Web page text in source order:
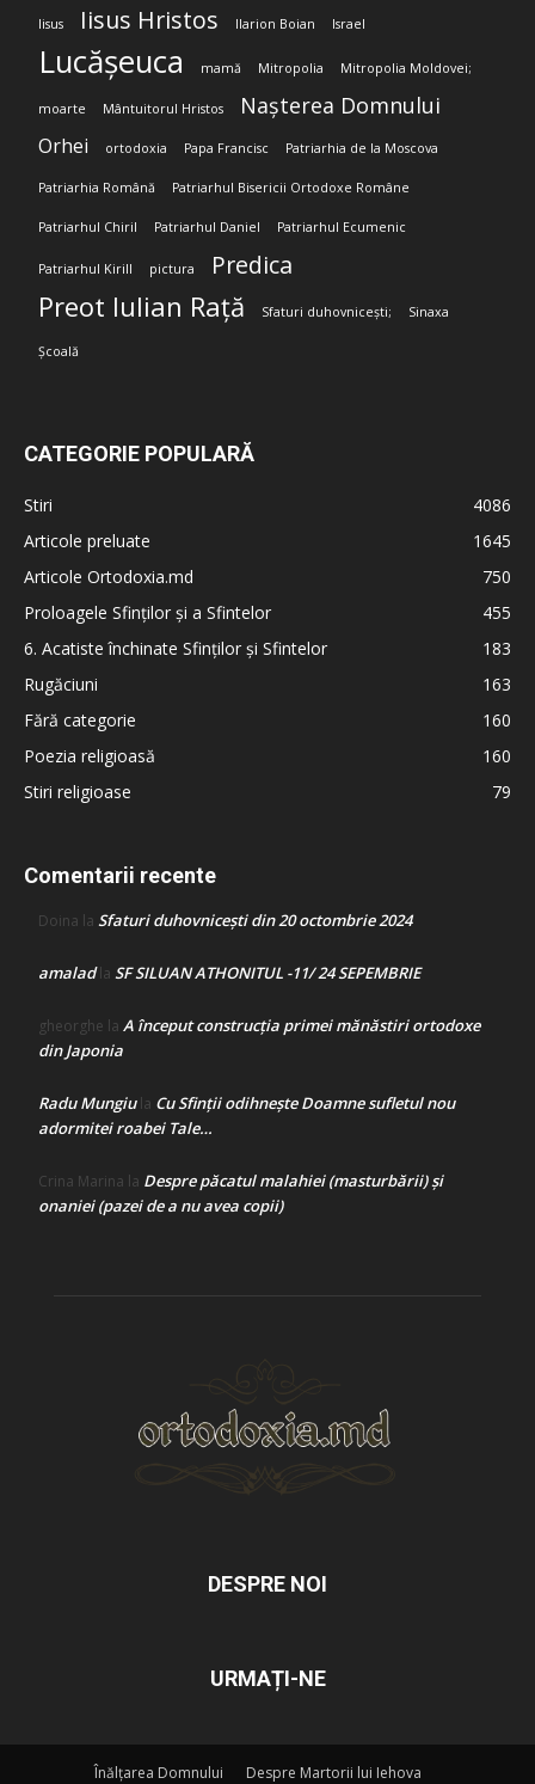
Iisus Iisus Hristos Ilarion Boian Israel
Lucășeuca mamă Mitropolia Mitropolia Moldovei;
moarte Mântuitorul Hristos Nașterea Domnului
Orhei ortodoxia Papa Francisc Patriarhia de la Moscova
Patriarhia Română Patriarhul Bisericii Ortodoxe Române
Patriarhul Chiril Patriarhul Daniel Patriarhul Ecumenic
Patriarhul Kirill pictura Predica
Preot Iulian Rață Sfaturi duhovnicești; Sinaxa
Școală
CATEGORIE POPULARĂ
Stiri
4086
Articole preluate
1645
Articole Ortodoxia.md
750
Proloagele Sfinților și a Sfintelor
455
6. Acatiste închinate Sfinților și Sfintelor
183
Rugăciuni
163
Fără categorie
160
Poezia religioasă
160
Stiri religioase
79
Comentarii recente
Doina la Sfaturi duhovnicești din 20 octombrie 2024
amaladla SF SILUAN ATHONITUL -11/ 24 SEPEMBRIE
gheorghe la A început construcţia primei mănăstiri ortodoxe
din Japonia
Radu Mungiula Cu Sfinții odihnește Doamne sufletul nou
adormitei roabei Tale…
Crina Marina la Despre păcatul malahiei (masturbării) şi
onaniei (pazei de a nu avea copii)
DESPRE NOI
URMAȚI-NE
Înălțarea Domnului Despre Martorii lui Iehova